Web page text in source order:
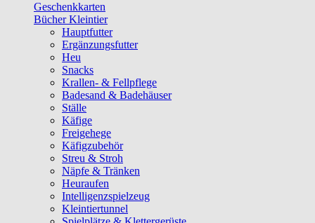
Geschenkkarten
Bücher Kleintier
Hauptfutter
Ergänzungsfutter
Heu
Snacks
Krallen- & Fellpflege
Badesand & Badehäuser
Ställe
Käfige
Freigehege
Käfigzubehör
Streu & Stroh
Näpfe & Tränken
Heuraufen
Intelligenzspielzeug
Kleintiertunnel